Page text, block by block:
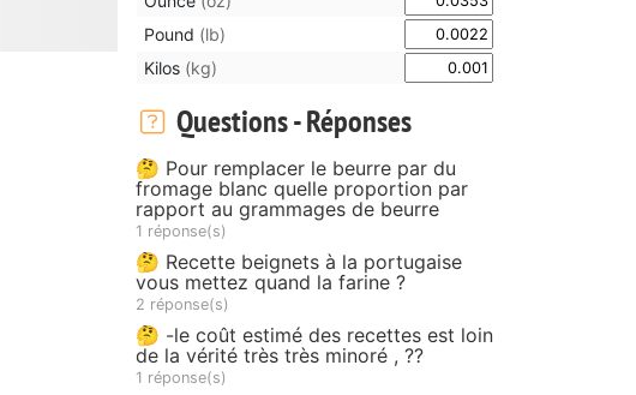
Pound (lb)
Kilos (kg)
Questions - Réponses
🤔 Pour remplacer le beurre par du
fromage blanc quelle proportion par
rapport au grammages de beurre
1 réponse(s)
🤔 Recette beignets à la portugaise
vous mettez quand la farine ?
2 réponse(s)
🤔 -le coût estimé des recettes est loin
de la vérité très très minoré , ??
1 réponse(s)